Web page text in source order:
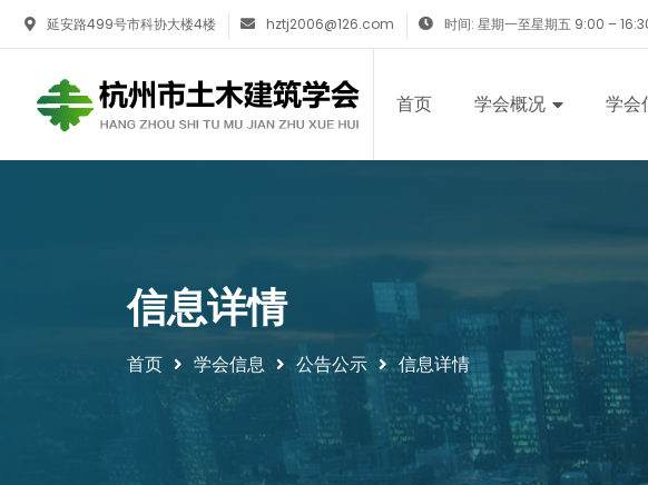
延安路499号市科协大楼4楼 hztj2006@126.com 时间: 星期一至星期五 9:00 –
首页 学会概况 学会
信息详情
首页 学会信息 公告公示 信息详情